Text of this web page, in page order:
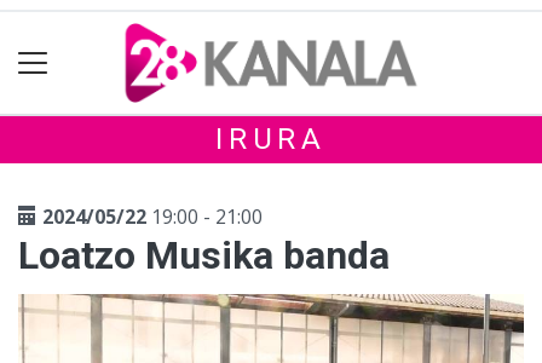
IRURA
2024/05/22 19:00 - 21:00
Loatzo Musika banda